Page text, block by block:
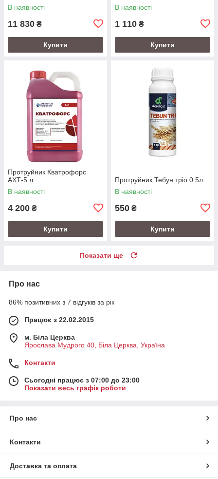
В наявності
11 830 ₴
Купити
В наявності
1 110 ₴
Купити
Протруйник Кватрофорс
АХТ-5 л.
В наявності
4 200 ₴
Купити
Протруйник Тебун тріо 0.5л
В наявності
550 ₴
Купити
Показати ще
Про нас
86% позитивних з 7 відгуків за рік
Працює з 22.02.2015
м. Біла Церква
Ярослава Мудрого 40, Біла Церква, Україна
Контакти
Сьогодні працює з 07:00 до 23:00
Показати весь графік роботи
Про нас
Контакти
Доставка та оплата